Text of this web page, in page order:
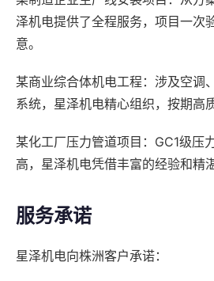
泽机电提供了全程服务，项目一次
意。
某商业综合体机电工程：涉及空调
系统，星泽机电精心组织，按期高
某化工厂压力管道项目：GC1级压
高，星泽机电凭借丰富的经验和精
服务承诺
星泽机电向株洲客户承诺：